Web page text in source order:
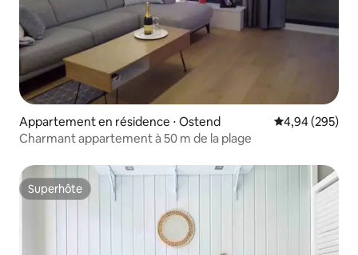
Appartement en résidence ⋅ Ostend Évaluation
4,94 (295)
Charmant appartement à 50 m de la plage
Superhôte
Superhôte